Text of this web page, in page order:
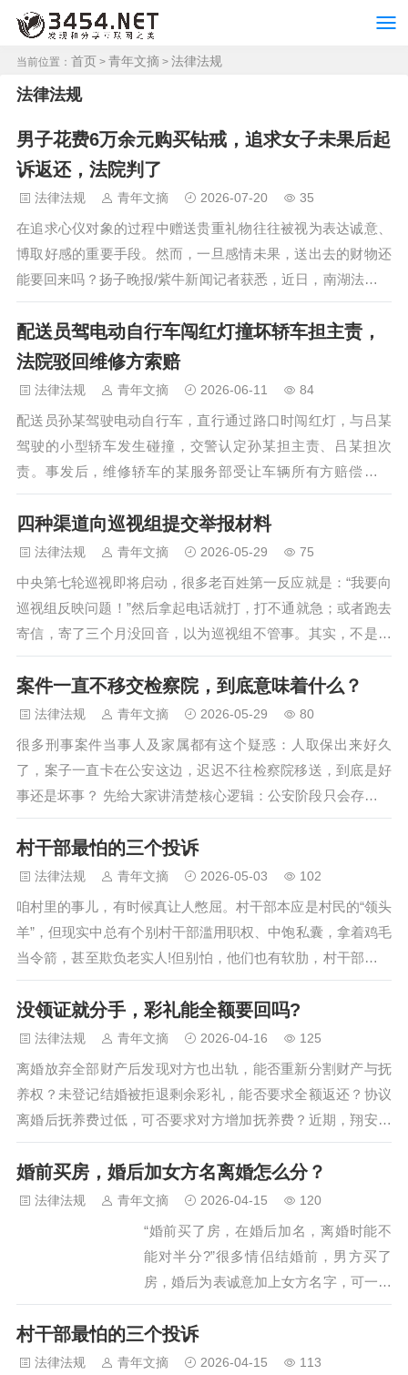
当前位置： 首页 > 青年文摘 > 法律法规
法律法规
男子花费6万余元购买钻戒，追求女子未果后起
诉返还，法院判了
法律法规 青年文摘 2026-07-20 35
在追求心仪对象的过程中赠送贵重礼物往往被视为表达诚意、
博取好感的重要手段。然而，一旦感情未果，送出去的财物还
能要回来吗？扬子晚报/紫牛新闻记者获悉，近日，南湖法院审
结了这样一起赠与合同纠纷案件。 2024年初，从事自媒体行业
的小王与女孩小美在网络上相识。小王对小美颇生好感，为了
追求对方并“维系恋爱关系”，在酒店共同居住数日后，小王不
惜斥资七万余元，购买了价值六万余元的钻戒和价值近五千元
交账号状态改为“已恋爱”，但恋爱对象却并…
配送员驾电动自行车闯红灯撞坏轿车担主责，
法院驳回维修方索赔
法律法规 青年文摘 2026-06-11 84
配送员孙某驾驶电动自行车，直行通过路口时闯红灯，与吕某
驾驶的小型轿车发生碰撞，交警认定孙某担主责、吕某担次
责。事发后，维修轿车的某服务部受让车辆所有方赔偿权益
后，起诉孙某、其任职公司及保险公司承担70%的责任，索赔
7.5万余元。记者从中国裁判文书网获悉，江苏常州市中级人民
法院公布二审判决书。法院依据《道路交通安全法》及“优者危
险负担”原则，认定非机动车一方无需承担机动车车辆损失赔偿
责任，驳回了该服务部的全部诉求。一审法院认定：2025年7
月19日12时27分许，孙某驾驶电动自行车行驶至某路段，违…
四种渠道向巡视组提交举报材料
法律法规 青年文摘 2026-05-29 75
中央第七轮巡视即将启动，很多老百姓第一反应就是：“我要向
巡视组反映问题！”然后拿起电话就打，打不通就急；或者跑去
寄信，寄了三个月没回音，以为巡视组不管事。其实，不是巡
视组不管，是你选错了渠道。肖律师办案近十年，见过太多人
因为“不会反映”而错失良机。今天，我把向巡视组反映问题的
四种官方渠道拆开了、揉碎了讲给你听，每个渠道适合什么情
况、怎么操作，让你一次选对，少走三个月弯路。一、先搞清
楚：巡视组到底管什么？不管什么？向巡视组反映问题之前，
必须先划清边界。巡视组受理的是被巡视单位领导干部的违纪
案件一直不移交检察院，到底意味着什么？
法律法规 青年文摘 2026-05-29 80
很多刑事案件当事人及家属都有这个疑惑：人取保出来好久
了，案子一直卡在公安这边，迟迟不往检察院移送，到底是好
事还是坏事？ 先给大家讲清楚核心逻辑：公安阶段只会存在两
次（1.提请是否批准逮捕？2.侦查结束准备移送正式交由检进
行审查起诉）把案件送往检察院送的定义两个“移送”定义完全
不一样。 一、第一次移送：拘留30天内向检察院提请批捕（适
用于被拘留在看守所的人，如果一开始就取保候审了不用看这
条，也不适用这条） 刑事拘留最长30天，到期公安只有两个选
择： 1. 移送检察院批捕 → 继…
村干部最怕的三个投诉
法律法规 青年文摘 2026-05-03 102
咱村里的事儿，有时候真让人憋屈。村干部本应是村民的“领头
羊”，但现实中总有个别村干部滥用职权、中饱私囊，拿着鸡毛
当令箭，甚至欺负老实人!但别怕，他们也有软肋，村干部最怕
三个投诉!今天就给大家掰扯清楚，村民怎么投诉最管用，要注
意啥。 一、村干部最怕的三大投诉1、财务问题，一告一个准
儿 村里的钱去哪儿了?怎么花的?这是大伙最关心的事儿。村干
部最怕的，就是查他们的账!这些账本子要是含糊不清，村干部
最怕被捅上去。一旦有村民拿着证据去反映村务不公开、财务
有猫腻，上面一查一个准。投诉要点： 1. 抓证…
没领证就分手，彩礼能全额要回吗?
法律法规 青年文摘 2026-04-16 125
离婚放弃全部财产后发现对方也出轨，能否重新分割财产与抚
养权？未登记结婚被拒退剩余彩礼，能否要求全额返还？协议
离婚后抚养费过低，可否要求对方增加抚养费？近期，翔安区
的村（居）法律顾问们接到多起与婚姻家事有关的咨询。面对
居民的这些烦心事，村（居）法律顾问逐一答疑解惑，为大家
理清维权思路。离婚后才知对方也出轨，财产还能重新分吗？
近日，翔安区马巷街道居民刘先生咨询说，他因自身婚内出轨
被发现，在离婚协议中自愿放弃全部财产及子女抚养权。事
后，他发现前妻亦存在出轨行为，便自行收集到对方开房同住
婚前买房，婚后加女方名离婚怎么分？
法律法规 青年文摘 2026-04-15 120
“婚前买了房，在婚后加名，离婚时能不
能对半分?”很多情侣结婚前，男方买了
房，婚后为表诚意加上女方名字，可一旦
走到离婚，这房子到底怎么分?今天我就
把这事掰开揉碎讲清楚，全是干货，看完
不踩坑! 一、先搞懂：什么是夫妻共同财
村干部最怕的三个投诉
法律法规 青年文摘 2026-04-15 113